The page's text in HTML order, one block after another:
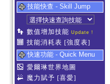
技能快查 - Skill Jump
數值增加技能 Update !
技能消耗表 [強度表]
快速功能 - Quick Menu
愛爾琳世界地圖
魔力賦予 [喜愛]